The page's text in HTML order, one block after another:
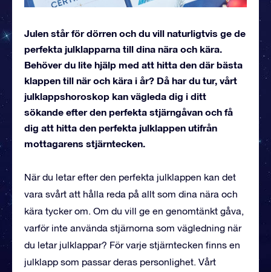
Julen står för dörren och du vill naturligtvis ge de
perfekta julklapparna till dina nära och kära.
Behöver du lite hjälp med att hitta den där bästa
klappen till när och kära i år? Då har du tur, vårt
julklappshoroskop kan vägleda dig i ditt
sökande efter den perfekta stjärngåvan och få
dig att hitta den perfekta julklappen utifrån
mottagarens stjärntecken.
När du letar efter den perfekta julklappen kan det
vara svårt att hålla reda på allt som dina nära och
kära tycker om. Om du vill ge en genomtänkt gåva,
varför inte använda stjärnorna som vägledning när
du letar julklappar? För varje stjärntecken finns en
julklapp som passar deras personlighet. Vårt